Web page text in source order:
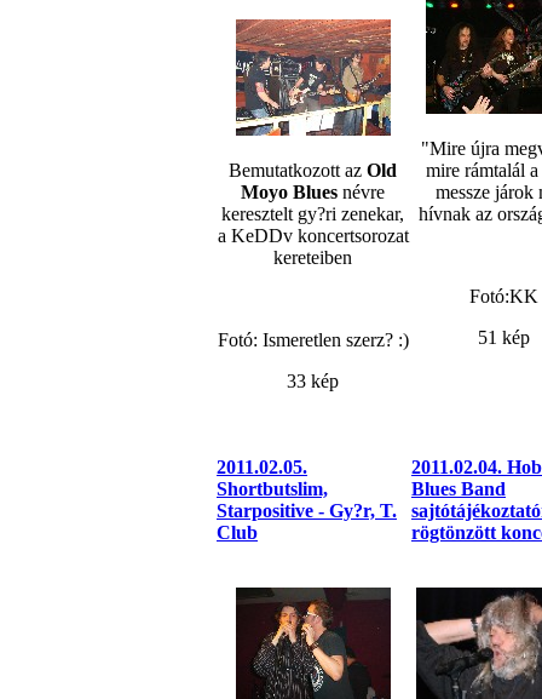
Bemutatkozott az Old
Moyo Blues névre
keresztelt gy?ri zenekar,
a KeDDv koncertsorozat
kereteiben
Fotó: Ismeretlen szerz? :)
33 kép
"Mire újra
mire rámtalál
messze járok
hívnak az
Fotó:KK
51 kép
2011.02.05.
Shortbutslim,
Starpositive - Gy?r, T.
Club
2011.02.04.
Blues Band
rögtönzött